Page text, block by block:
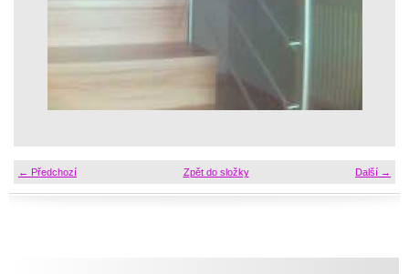
← Předchozí Další →
Zpět do složky